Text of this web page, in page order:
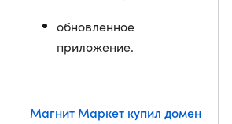
обновленное
приложение.
Магнит Маркет купил домен